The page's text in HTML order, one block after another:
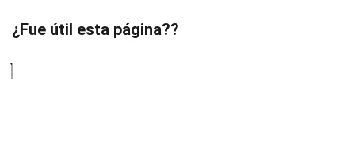
¿Fue útil esta página??